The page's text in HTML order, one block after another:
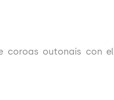
outonais con